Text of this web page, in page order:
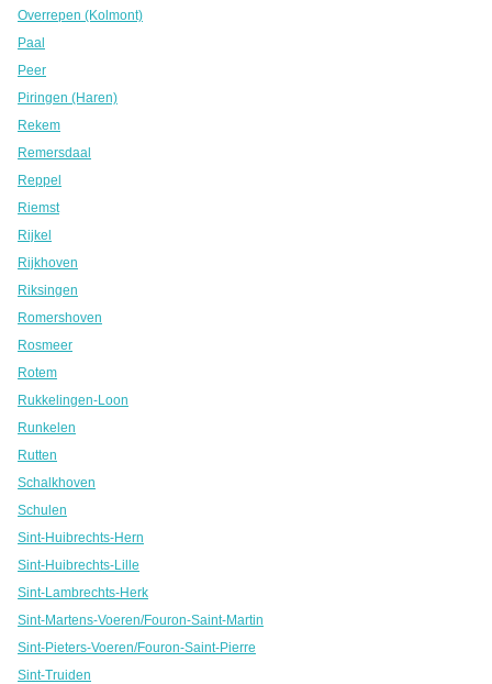
Overrepen (Kolmont)
Paal
Peer
Piringen (Haren)
Rekem
Remersdaal
Reppel
Riemst
Rijkel
Rijkhoven
Riksingen
Romershoven
Rosmeer
Rotem
Rukkelingen-Loon
Runkelen
Rutten
Schalkhoven
Schulen
Sint-Huibrechts-Hern
Sint-Huibrechts-Lille
Sint-Lambrechts-Herk
Sint-Martens-Voeren/Fouron-Saint-Martin
Sint-Pieters-Voeren/Fouron-Saint-Pierre
Sint-Truiden